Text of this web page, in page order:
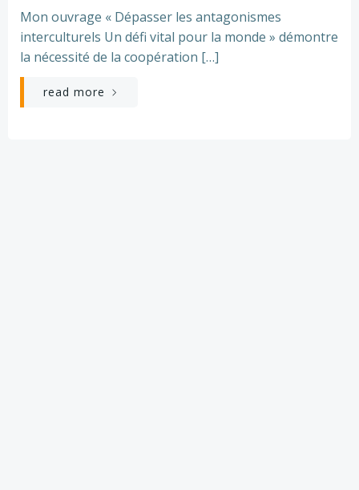
Mon ouvrage « Dépasser les antagonismes
interculturels Un défi vital pour la monde » démontre
la nécessité de la coopération […]
read more